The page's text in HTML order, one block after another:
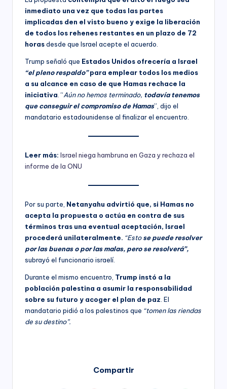
inmediato una vez que todas las partes
implicadas den el visto bueno y exige la liberación
de todos los rehenes restantes en un plazo de 72
horasdesde que Israel acepte el acuerdo.
Trump señaló que Estados Unidos ofrecería a Israel
“el pleno respaldo”para emplear todos los medios
a su alcance en caso de que Hamas rechace la
iniciativa . “Aún no hemos terminado, todavía tenemos
que conseguir el compromiso de Hamas”, dijo el
mandatario estadounidense al finalizar el encuentro.
Leer más: Israel niega hambruna en Gaza y rechaza el
informe de la ONU
Por su parte, Netanyahu advirtió que, si Hamas no
acepta la propuesta o actúa en contra de sus
términos tras una eventual aceptación, Israel
procederá unilateralmente. “Estose puede resolver
por las buenas o por las malas, pero se resolverá”,
subrayó el funcionario israelí.
Durante el mismo encuentro, Trump instó a la
población palestina a asumir la responsabilidad
sobre su futuro y acoger el plan de paz. El
mandatario pidió a los palestinos que “tomen las riendas
de su destino”.
Compartir